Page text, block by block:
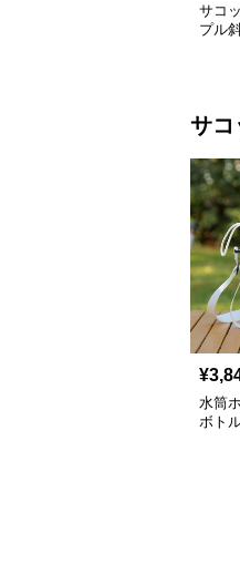
サコ
プル
サコ
¥
水筒
ボト